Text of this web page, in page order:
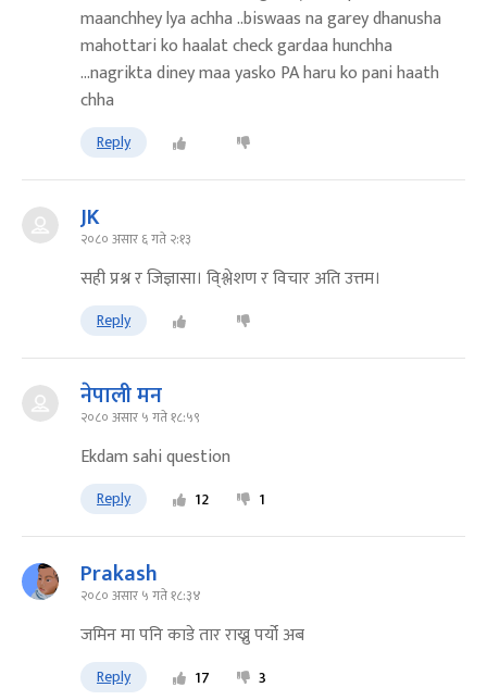
maanchhey lya achha ..biswaas na garey dhanusha
mahottari ko haalat check gardaa hunchha
...nagrikta diney maa yasko PA haru ko pani haath
chha
Reply
JK
२०८० असार ६ गते २:१३
सही प्रश्न र जिज्ञासा। वि्श्लेशण र विचार अति उत्तम।
Reply
नेपाली मन
२०८० असार ५ गते १८:५९
Ekdam sahi question
Reply 12 1
Prakash
२०८० असार ५ गते १८:३४
जमिन मा पनि काडे तार राख्नु पर्यो अब
Reply 17 3